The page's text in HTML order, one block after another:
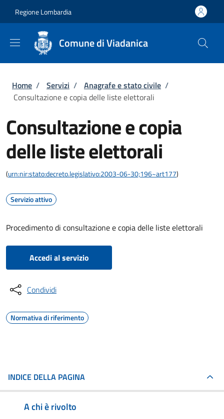
Regione Lombardia
Comune di Viadanica
Briciole di pane
Home / Servizi / Anagrafe e stato civile /
Consultazione e copia delle liste elettorali
Consultazione e copia
delle liste elettorali
(urn:nir:stato:decreto.legislativo:2003-06-30;196~art177)
Servizio attivo
Procedimento di consultazione e copia delle liste elettorali
Accedi al servizio
Condividi
Normativa di riferimento
INDICE DELLA PAGINA
A chi è rivolto